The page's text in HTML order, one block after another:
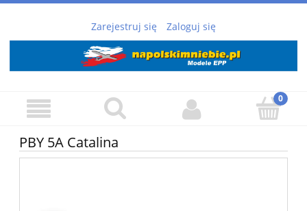
Zarejestruj się Zaloguj się
PBY 5A Catalina